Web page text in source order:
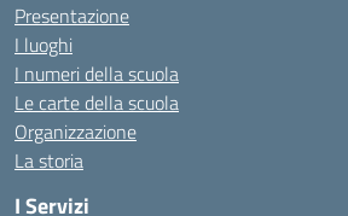
Presentazione
I luoghi
I numeri della scuola
Le carte della scuola
Organizzazione
La storia
I Servizi